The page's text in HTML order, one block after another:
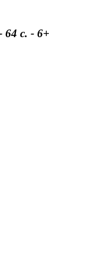
64 c. - 6+